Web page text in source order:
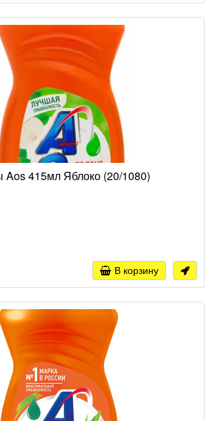
Aos 415мл Яблоко (20/1080)
В корзину